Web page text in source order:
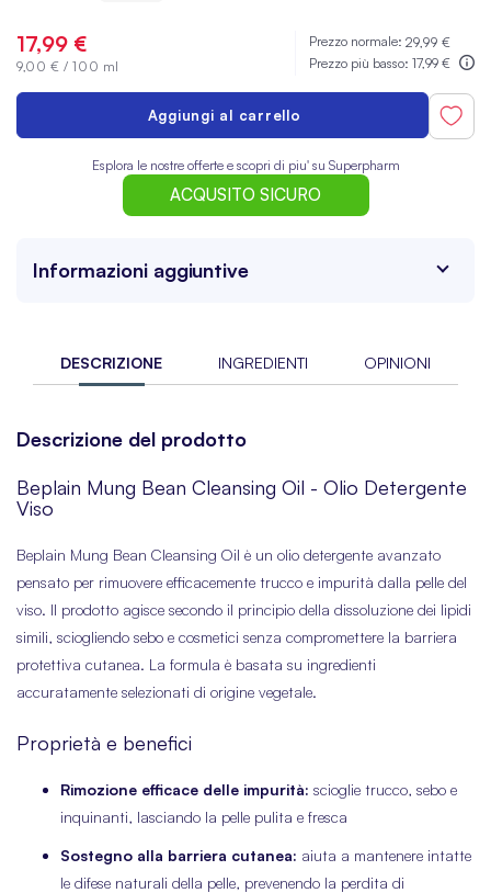
17,99 €
9,00 € /100 ml
Prezzo normale: 29,99 €
Prezzo più basso: 17,99 €
Aggiungi al carrello
Esplora le nostre offerte e scopri di piu' su Superpharm
ACQUSITO SICURO
DESCRIZIONE INGREDIENTI OPINIONI
Descrizione del prodotto
Beplain Mung Bean Cleansing Oil - Olio Detergente
Viso
Beplain Mung Bean Cleansing Oil è un olio detergente avanzato
pensato per rimuovere efficacemente trucco e impurità dalla pelle del
viso. Il prodotto agisce secondo il principio della dissoluzione dei lipidi
simili, sciogliendo sebo e cosmetici senza compromettere la barriera
protettiva cutanea. La formula è basata su ingredienti
accuratamente selezionati di origine vegetale.
Proprietà e benefici
Rimozione efficace delle impurità: scioglie trucco, sebo e
inquinanti, lasciando la pelle pulita e fresca
Sostegno alla barriera cutanea: aiuta a mantenere intatte
le difese naturali della pelle, prevenendo la perdita di
Informazioni aggiuntive